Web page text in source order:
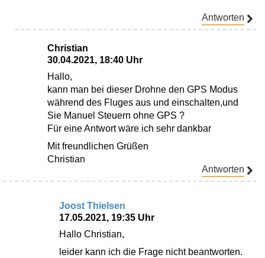
Antworten
Christian
30.04.2021, 18:40 Uhr
Hallo,
kann man bei dieser Drohne den GPS Modus
während des Fluges aus und einschalten,und
Sie Manuel Steuern ohne GPS ?
Für eine Antwort wäre ich sehr dankbar
Mit freundlichen Grüßen
Christian
Antworten
Joost Thielsen
17.05.2021, 19:35 Uhr
Hallo Christian,
leider kann ich die Frage nicht beantworten.